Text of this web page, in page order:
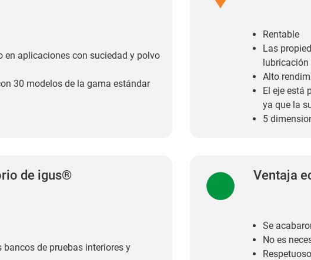
en aplicaciones con suciedad y polvo
30 modelos de la gama estándar
Rentable
Las
Alto
El eje está
ya que la
5
de igus®
de pruebas interiores y
Ventaja
Se
No es